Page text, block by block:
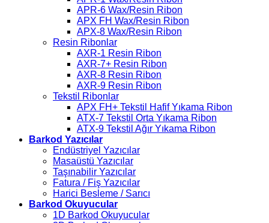
APR-6 Wax/Resin Ribon
APX FH Wax/Resin Ribon
APX-8 Wax/Resin Ribon
Resin Ribonlar
AXR-1 Resin Ribon
AXR-7+ Resin Ribon
AXR-8 Resin Ribon
AXR-9 Resin Ribon
Tekstil Ribonlar
APX FH+ Tekstil Hafif Yıkama Ribon
ATX-7 Tekstil Orta Yıkama Ribon
ATX-9 Tekstil Ağır Yıkama Ribon
Barkod Yazıcılar
Endüstriyel Yazıcılar
Masaüstü Yazıcılar
Taşınabilir Yazıcılar
Fatura / Fiş Yazıcılar
Harici Besleme / Sarıcı
Barkod Okuyucular
1D Barkod Okuyucular